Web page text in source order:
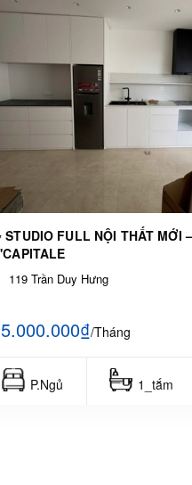
STUDIO FULL NỘI THẤT MỚI
119 Trần Duy Hưng
/Tháng
P.Ngủ 1_tắm